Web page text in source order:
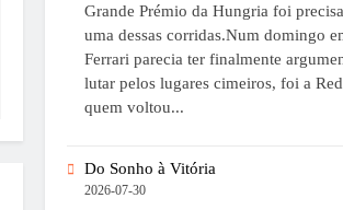
Grande Prémio da Hungria foi
uma dessas corridas.Num domingo
Ferrari parecia ter finalmente
lutar pelos lugares cimeiros, foi a
quem voltou...
Do Sonho à Vitória
2026-07-30